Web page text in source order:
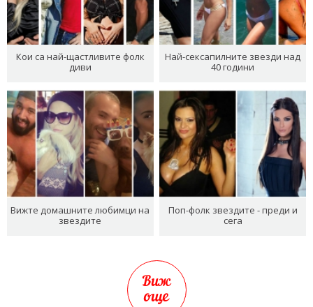
Кои са най-щастливите фолк
диви
Най-сексапилните звезди над
40 години
Вижте домашните любимци на
звездите
Поп-фолк звездите - преди и
сега
Виж
още